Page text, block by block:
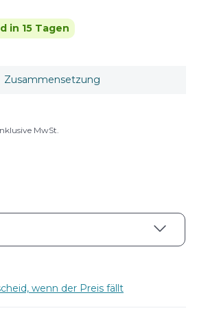
in 15 Tagen
Zusammensetzung
MwSt.
wenn der Preis fällt